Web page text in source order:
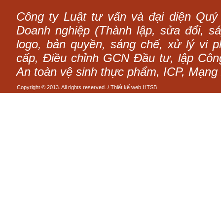
Công ty Luật tư vấn và đại diện
Doanh nghiệp (Thành lập, sửa đổi,
logo, bản quyền, sáng chế, xử lý vi
cấp, Điều chỉnh GCN Đầu tư, lập
An toàn vệ sinh thực phẩm, ICP,
Copyright © 2013. All rights reserved. / Thiết kế web HTSB